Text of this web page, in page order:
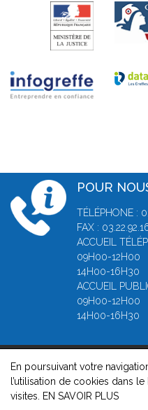
POUR
TÉLÉPHONE :
FAX :
ACCUEIL
09H00-12H00
14H00-16H30
ACCUEIL
09H00-12H00
14H00-16H30
© 2026, Greffe du Tribunal
légales-Contact -
En poursuivant votre
l’utilisation de cookies dans
visites.
EN SAVOIR PLUS